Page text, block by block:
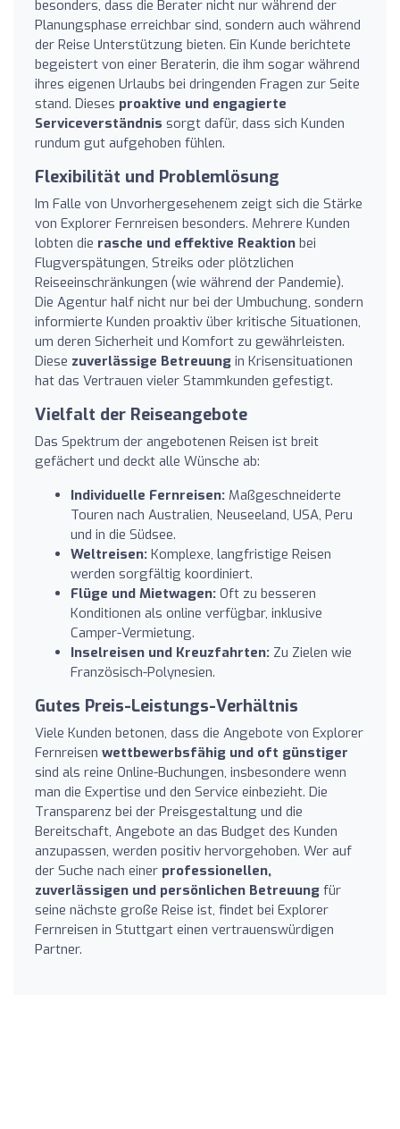
besonders, dass die Berater nicht nur während der
Planungsphase erreichbar sind, sondern auch während
der Reise Unterstützung bieten. Ein Kunde berichtete
begeistert von einer Beraterin, die ihm sogar während
ihres eigenen Urlaubs bei dringenden Fragen zur Seite
stand. Dieses proaktive und engagierte
Serviceverständnis sorgt dafür, dass sich Kunden
rundum gut aufgehoben fühlen.
Flexibilität und Problemlösung
Im Falle von Unvorhergesehenem zeigt sich die Stärke
von Explorer Fernreisen besonders. Mehrere Kunden
lobten die rasche und effektive Reaktion bei
Flugverspätungen, Streiks oder plötzlichen
Reiseeinschränkungen (wie während der Pandemie).
Die Agentur half nicht nur bei der Umbuchung, sondern
informierte Kunden proaktiv über kritische Situationen,
um deren Sicherheit und Komfort zu gewährleisten.
Diese zuverlässige Betreuung in Krisensituationen
hat das Vertrauen vieler Stammkunden gefestigt.
Vielfalt der Reiseangebote
Das Spektrum der angebotenen Reisen ist breit
gefächert und deckt alle Wünsche ab:
Individuelle Fernreisen: Maßgeschneiderte
Touren nach Australien, Neuseeland, USA, Peru
und in die Südsee.
Weltreisen: Komplexe, langfristige Reisen
werden sorgfältig koordiniert.
Flüge und Mietwagen: Oft zu besseren
Konditionen als online verfügbar, inklusive
Camper-Vermietung.
Inselreisen und Kreuzfahrten: Zu Zielen wie
Französisch-Polynesien.
Gutes Preis-Leistungs-Verhältnis
Viele Kunden betonen, dass die Angebote von Explorer
Fernreisen wettbewerbsfähig und oft günstiger
sind als reine Online-Buchungen, insbesondere wenn
man die Expertise und den Service einbezieht. Die
Transparenz bei der Preisgestaltung und die
Bereitschaft, Angebote an das Budget des Kunden
anzupassen, werden positiv hervorgehoben. Wer auf
der Suche nach einer professionellen,
zuverlässigen und persönlichen Betreuung für
seine nächste große Reise ist, findet bei Explorer
Fernreisen in Stuttgart einen vertrauenswürdigen
Partner.